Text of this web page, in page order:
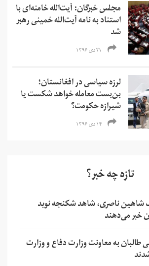
مجلس خبرگان: آیت‌الله خامنه‌ای با
استناد به نامه آیت‌الله خمینی رهبر
شد
۲۱ دی ۱۳۹۶
لرزه سیاسی در افغانستان؛
بن‌بست معامله خواهد شکست یا
شیرازه حکومت؟
۱۴ دی ۱۳۹۶
تازه چه خبر؟
شاهین ناصری، شاهد شکنجه نوید
خبر می‌دهند
طالبان به معاونت وزارت دفاع و وزارت